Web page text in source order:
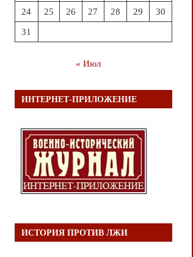
24 25 26 27 28 29 30
31
« Июл
ИНТЕРНЕТ-ПРИЛОЖЕНИЕ
ИСТОРИЯ ПРОТИВ ЛЖИ